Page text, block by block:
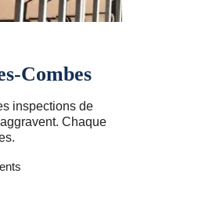
Combes
inspections de
Chaque